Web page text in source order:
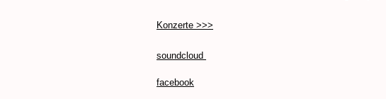
Konzerte >>>
soundcloud
facebook